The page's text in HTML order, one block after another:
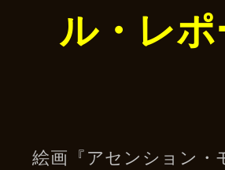
ル・レポ
絵画『アセンション・